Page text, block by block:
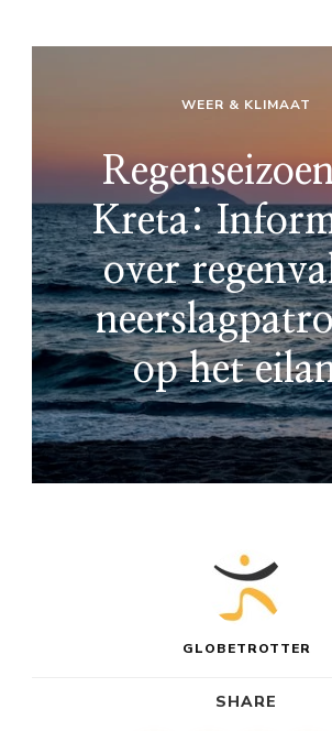
WEER & KLIMAAT
Kreta:
over
op het
GLOBETROTTER
SHARE